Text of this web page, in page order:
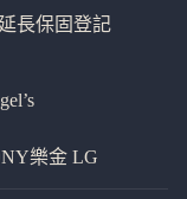
長保固登記
樂金 LG